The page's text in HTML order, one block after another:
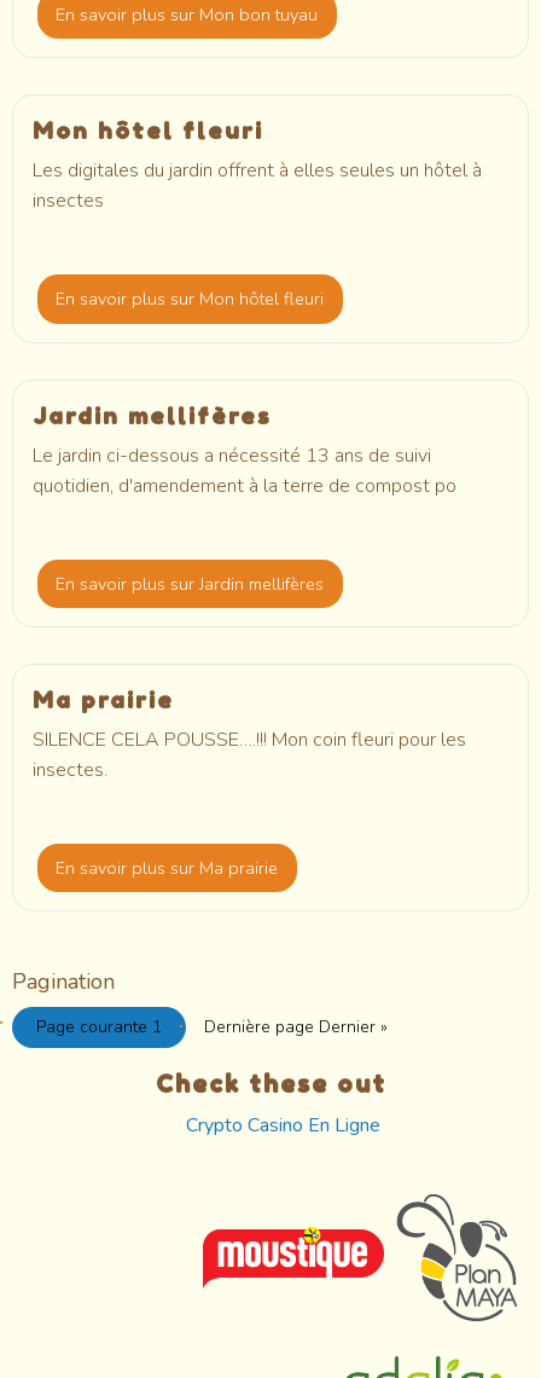
En savoir plussur Mon bon tuyau
Mon hôtel fleuri
Les digitales du jardin offrent à elles seules un hôtel à
insectes
En savoir plussur Mon hôtel fleuri
Jardin mellifères
Le jardin ci-dessous a nécessité 13 ans de suivi
quotidien, d'amendement à la terre de compost po
En savoir plussur Jardin mellifères
Ma prairie
SILENCE CELA POUSSE….!!! Mon coin fleuri pour les
insectes.
En savoir plussur Ma prairie
Pagination
Page courante 1 Dernière page Dernier »
Check these out
Crypto Casino En Ligne